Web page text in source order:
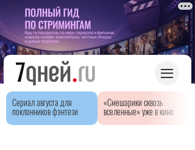
Сериал августа для
поклонников фэнтези
«Смешарики сквозь
вселенные» уже в кино